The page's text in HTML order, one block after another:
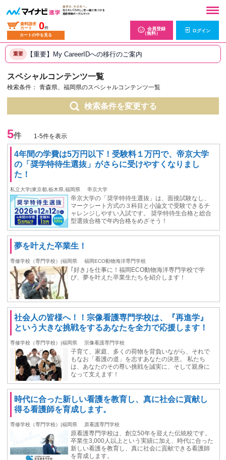
資料請求
カート
0件
カートの中を見る
会員登録
（無料）
ログイン
重要 【重要】My CareerIDへの移行のご案内
スペシャルコンテンツ一覧
検索条件： 青森県、福岡県のスペシャルコンテンツ一覧
検索条件を変更する
5件 1-5件を表示
4年間の学費は5万円以下！受験料１万円で、帝京大学
の「奨学特待生選抜」がさらに受けやすくなりまし
た！
私立大学|東京都,栃木県,福岡県 帝京大学
帝京大学の「奨学特待生選抜」は、面接試験なし、
マークシート方式の３科目と小論文で受験できるチ
ャレンジしやすい入試です。 奨学特待生合格と総合
型選抜合格で年内合格をめざそう！
夢を叶えた卒業生！
専修学校（専門学校）|福岡県 福岡ECO動物海洋専門学校
｢好き｣を仕事に！福岡ECO動物海洋専門学校で学
び、夢を叶えた卒業生たちを紹介します！
社会人の皆様へ！！宗像看護専門学校は、『再進学』
という大きな挑戦をするあなたを全力で応援します！
専修学校（専門学校）|福岡県 宗像看護専門学校
子育て、家庭、多くの荷物を背負いながら、それで
もなお「看護の道」を志すあなたの決意。 私たち
は、あなたのその尊い挑戦を誠実に、そして親身に
なって支えます！
時代に合った新しい看護を教育し、真に社会に貢献し
得る看護師を育成します。
専修学校（専門学校）|福岡県 原看護専門学校
原看護専門学校は、創立50年を迎えた伝統校です。
卒業生3,000人以上という実績に加え、時代に合った
新しい看護を教育し、真に社会に貢献できる看護師
を育成します。